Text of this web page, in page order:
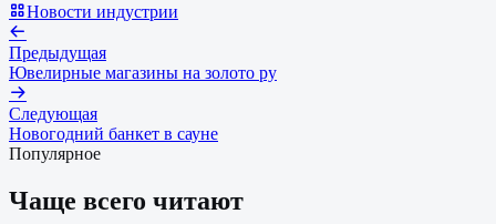
Новости индустрии
Предыдущая
Ювелирные магазины на золото ру
Следующая
Новогодний банкет в сауне
Популярное
Чаще всего читают